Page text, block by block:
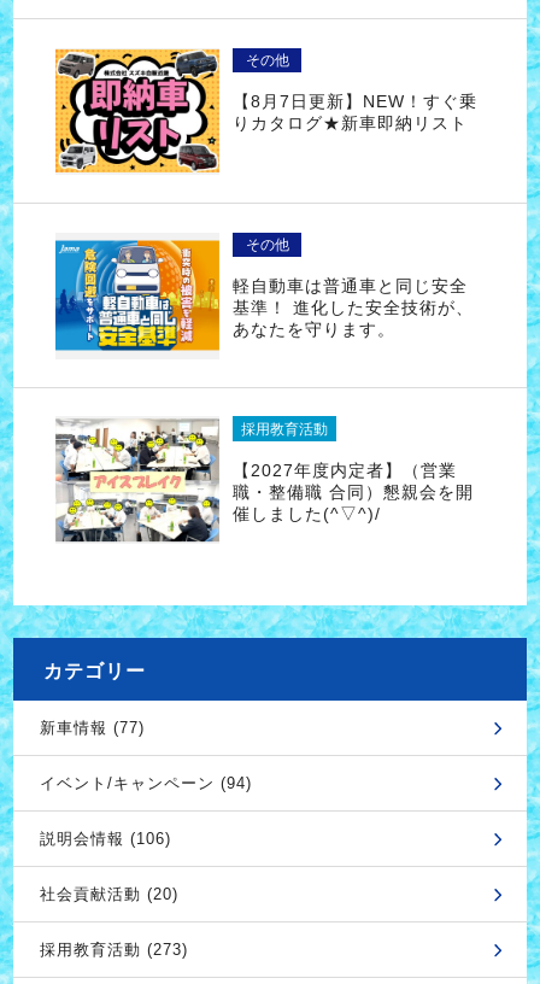
その他
【8月7日更新】NEW！すぐ乗
りカタログ★新車即納リスト
その他
軽自動車は普通車と同じ安全
基準！ 進化した安全技術が、
あなたを守ります。
採用教育活動
【2027年度内定者】（営業
職・整備職 合同）懇親会を開
催しました(^▽^)/
カテゴリー
新車情報 (77)
イベント/キャンペーン (94)
説明会情報 (106)
社会貢献活動 (20)
採用教育活動 (273)